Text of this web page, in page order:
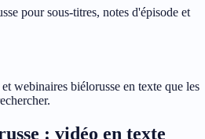
pour sous-titres, notes d'épisode et
webinaires biélorusse en texte que les
: vidéo en texte